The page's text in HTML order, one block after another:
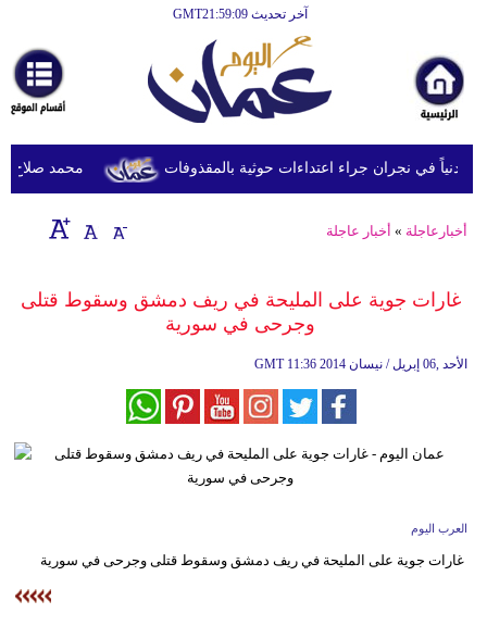
آخر تحديث GMT21:59:09
أخبارعاجلة
رياضة
ثقافة
إقتصاد
وموسيقى
سياحة
أخبار
محمد صلاح يصل
أخبارعاجلة » أخبار عاجلة
غارات جوية على المليحة في ريف دمشق وسقوط قتلى
وجرحى في سورية
GMT 11:36 2014 الأحد ,06 إبريل / نيسان
العرب اليوم
غارات جوية على المليحة في ريف دمشق وسقوط قتلى وجرحى في سورية